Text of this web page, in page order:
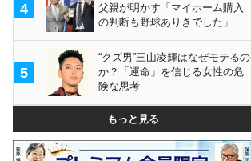
4
父親が明かす「マイホーム購入
の判断も野球ありきでした」
5
“クズ男”三山凌輝はなぜモテるの
か？「運命」を信じる女性の危
険な思考
もっと見る